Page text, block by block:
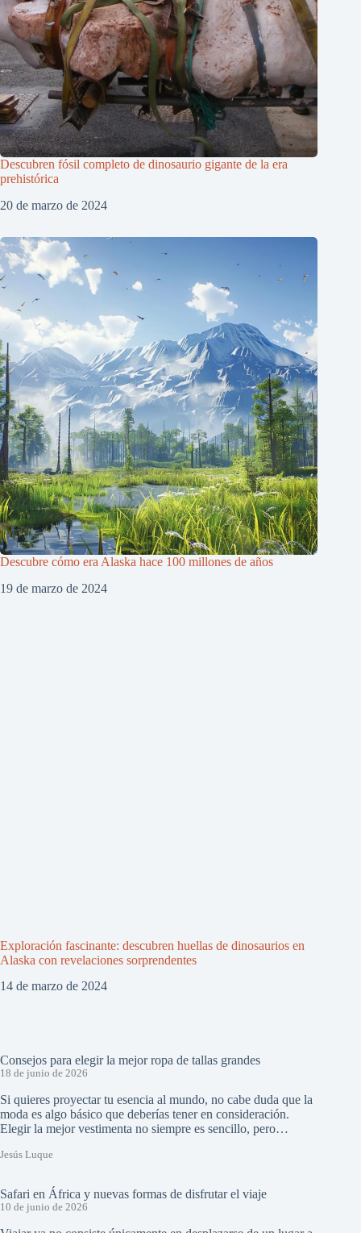
Descubren fósil completo de dinosaurio gigante de la era
prehistórica
20 de marzo de 2024
Descubre cómo era Alaska hace 100 millones de años
19 de marzo de 2024
Exploración fascinante: descubren huellas de dinosaurios en
Alaska con revelaciones sorprendentes
14 de marzo de 2024
Consejos para elegir la mejor ropa de tallas grandes
18 de junio de 2026
Si quieres proyectar tu esencia al mundo, no cabe duda que la
moda es algo básico que deberías tener en consideración.
Elegir la mejor vestimenta no siempre es sencillo, pero…
Jesús Luque
Safari en África y nuevas formas de disfrutar el viaje
10 de junio de 2026